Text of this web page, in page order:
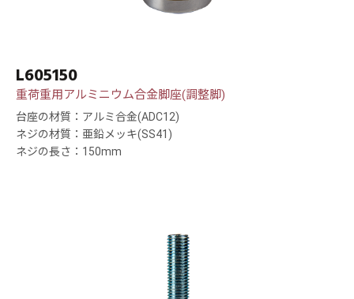
L605150
重荷重用アルミニウム合金脚座(調整脚)
台座の材質：アルミ合金(ADC12)
ネジの材質：亜鉛メッキ(SS41)
ネジの長さ：150mm